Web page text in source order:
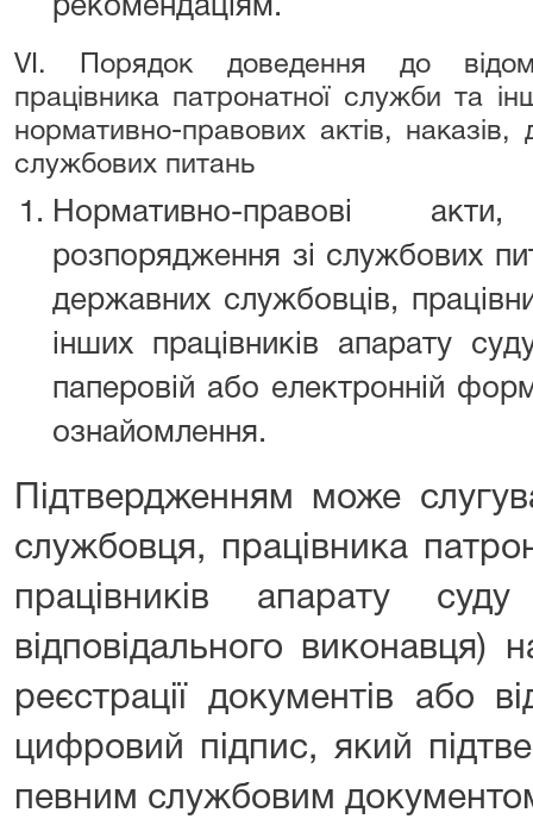
рекомендаціям.
VI. Порядок доведення до
працівника патронатної служби та
нормативно-правових актів,
службових питань
Нормативно-правові
розпорядження зі службових
державних службовців,
інших працівників апарату
паперовій або електронній
ознайомлення.
Підтвердженням може
службовця, працівника
працівників апарату
відповідального виконавця)
реєстрації документів або
цифровий підпис, який
певним службовим